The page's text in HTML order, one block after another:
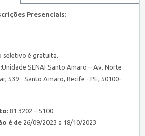
Presenciais:
seletivo é gratuita.
Unidade SENAI Santo Amaro – Av. Norte
539 - Santo Amaro, Recife - PE, 50100-
81 3202 – 5100.
é de 26/09/2023 a 18/10/2023